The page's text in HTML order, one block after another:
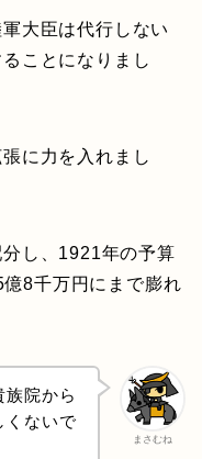
大臣は代行しない
ことになりまし
に力を入れまし
し、1921年の予算
8千万円にまで膨れ
まさむね
族院から
くないで